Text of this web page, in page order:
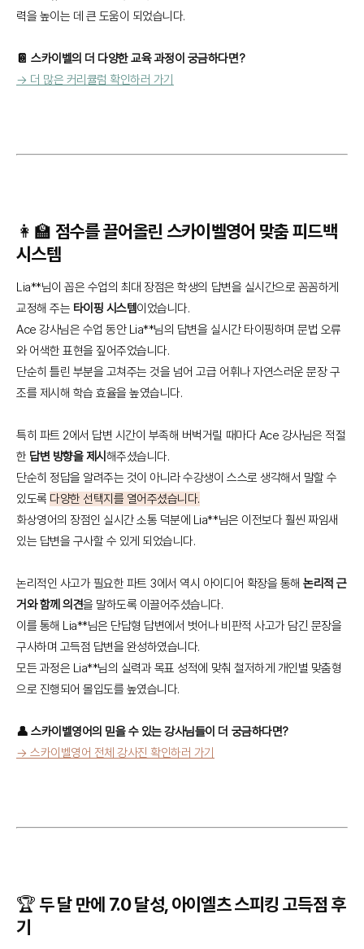
력을 높이는 데 큰 도움이 되었습니다.
📔 스카이벨의 더 다양한 교육 과정이 궁금하다면?
→ 더 많은 커리큘럼 확인하러 가기
👩‍🏫 점수를 끌어올린 스카이벨영어 맞춤 피드백
시스템
Lia**님이 꼽은 수업의 최대 장점은 학생의 답변을 실시간으로 꼼꼼하게
교정해 주는 타이핑 시스템이었습니다.
Ace 강사님은 수업 동안 Lia**님의 답변을 실시간 타이핑하며 문법 오류
와 어색한 표현을 짚어주었습니다.
단순히 틀린 부분을 고쳐주는 것을 넘어 고급 어휘나 자연스러운 문장 구
조를 제시해 학습 효율을 높였습니다.
특히 파트 2에서 답변 시간이 부족해 버벅거릴 때마다 Ace 강사님은 적절
한 답변 방향을 제시 해주셨습니다.
단순히 정답을 알려주는 것이 아니라 수강생이 스스로 생각해서 말할 수
있도록 다양한 선택지를 열어주셨습니다.
화상영어의 장점인 실시간 소통 덕분에 Lia**님은 이전보다 훨씬 짜임새
있는 답변을 구사할 수 있게 되었습니다.
논리적인 사고가 필요한 파트 3에서 역시 아이디어 확장을 통해논리적 근
거와 함께 의견을 말하도록 이끌어주셨습니다.
이를 통해 Lia**님은 단답형 답변에서 벗어나 비판적 사고가 담긴 문장을
구사하며 고득점 답변을 완성하였습니다.
모든 과정은 Lia**님의 실력과 목표 성적에 맞춰 철저하게 개인별 맞춤형
으로 진행되어 몰입도를 높였습니다.
👤 스카이벨영어의 믿을 수 있는 강사님들이 더 궁금하다면?
→ 스카이벨영어 전체 강사진 확인하러 가기
🏆 두 달 만에 7.0 달성, 아이엘츠 스피킹 고득점 후
기